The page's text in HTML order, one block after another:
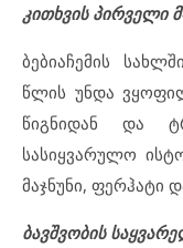
კითხვის პირველი
ბებიაჩემის
წლის უნდა
წიგნიდან და
სასიყვარულო
მაჯნუნი, ფერჰატი
ბავშვობის